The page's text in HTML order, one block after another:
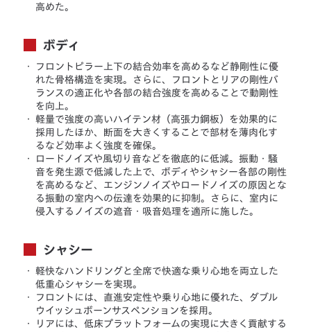
高めた。
ボディ
・
フロントピラー上下の結合効率を高めるなど静剛性に優
れた骨格構造を実現。さらに、フロントとリアの剛性バ
ランスの適正化や各部の結合強度を高めることで動剛性
を向上。
・
軽量で強度の高いハイテン材（高張力鋼板）を効果的に
採用したほか、断面を大きくすることで部材を薄肉化す
るなど効率よく強度を確保。
・
ロードノイズや風切り音などを徹底的に低減。振動・騒
音を発生源で低減した上で、ボディやシャシー各部の剛性
を高めるなど、エンジンノイズやロードノイズの原因とな
る振動の室内への伝達を効果的に抑制。さらに、室内に
侵入するノイズの遮音・吸音処理を適所に施した。
シャシー
・
軽快なハンドリングと全席で快適な乗り心地を両立した
低重心シャシーを実現。
・
フロントには、直進安定性や乗り心地に優れた、ダブル
ウイッシュボーンサスペンションを採用。
・
リアには、低床プラットフォームの実現に大きく貢献する